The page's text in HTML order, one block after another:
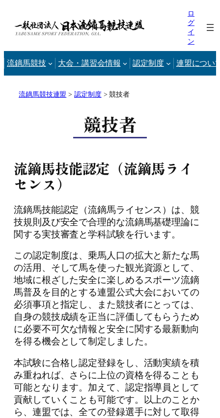
キ
ッ
ロ
グ
イ
ン
流鏑馬競技 大会・講習会情報 認定制度 連盟につい
流鏑馬競技連盟 >認定制度>競技者
競技者
流鏑馬技能認定（流鏑馬ライ
センス）
流鏑馬技能認定（流鏑馬ライセンス）は、競
技規則及び安全で合理的な流鏑馬基礎理論に
関する実技審査と学科試験を行います。
この認定制度は、乗馬人口の拡大と新たな馬
の活用、そして馬を使った観光資源として、
地域に根ざした安全に楽しめるスポーツ流鏑
馬普及を目的とする連盟公式大会においての
必須事項と指定し、また競技者にとっては、
自身の競技成績を正当に評価してもらうため
に必要不可欠な情報と安全に関する最新動向
を得る機会として制定しました。
本試験に合格し認定登録をし、活動実績を積
み重ねれば、さらに上位の資格を得ることも
可能となります。加えて、認定指導員として
貢献していくことも可能です。以上のことか
ら、連盟では、全ての登録選手に対して取得